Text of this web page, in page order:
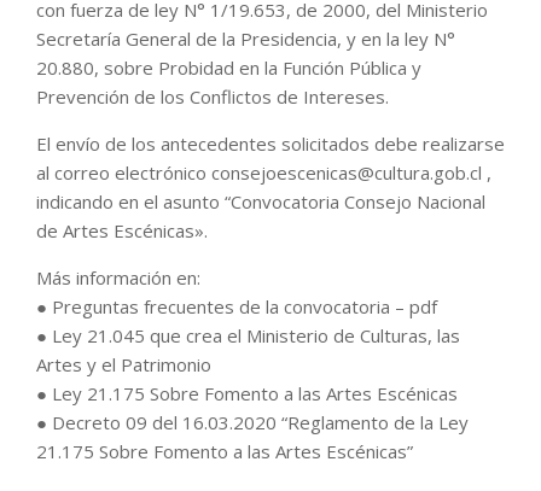
con fuerza de ley N° 1/19.653, de 2000, del Ministerio
Secretaría General de la Presidencia, y en la ley N°
20.880, sobre Probidad en la Función Pública y
Prevención de los Conflictos de Intereses.
El envío de los antecedentes solicitados debe realizarse
al correo electrónico consejoescenicas@cultura.gob.cl ,
indicando en el asunto “Convocatoria Consejo Nacional
de Artes Escénicas».
Más información en:
● Preguntas frecuentes de la convocatoria – pdf
● Ley 21.045 que crea el Ministerio de Culturas, las
Artes y el Patrimonio
● Ley 21.175 Sobre Fomento a las Artes Escénicas
● Decreto 09 del 16.03.2020 “Reglamento de la Ley
21.175 Sobre Fomento a las Artes Escénicas”